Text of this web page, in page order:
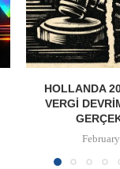
HOLLANDA
VERGI